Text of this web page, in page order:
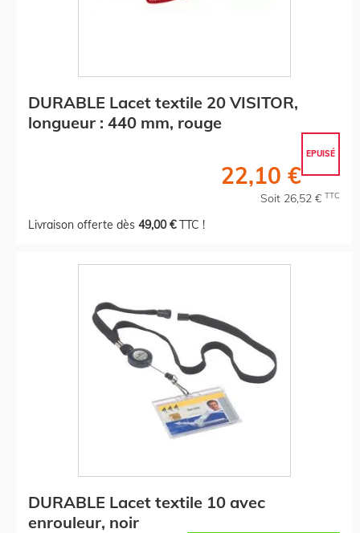
DURABLE Lacet textile 20 VISITOR,
longueur : 440 mm, rouge
EPUISÉ
22,10 €
Soit 26,52 € TTC
Livraison offerte dès 49,00 €TTC !
DURABLE Lacet textile 10 avec
enrouleur, noir